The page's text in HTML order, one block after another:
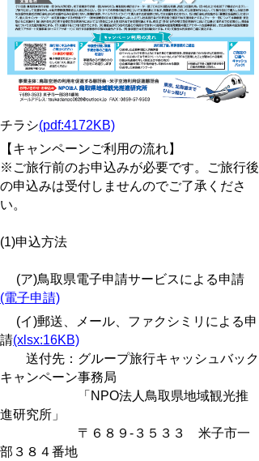
チラシ(pdf:4172KB)
【キャンペーンご利用の流れ】
※ご旅行前のお申込みが必要です。ご旅行後
の申込みは受付しませんのでご了承くださ
い。
(1)申込方法
(ア)鳥取県電子申請サービスによる申請
(電子申請)
(イ)郵送、メール、ファクシミリによる申
請(xlsx:16KB)
送付先：グループ旅行キャッシュバック
キャンペーン事務局
「NPO法人鳥取県地域観光推
進研究所」
〒６８９-３５３３ 米子市一
部３８４番地